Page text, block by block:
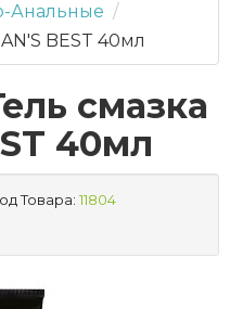
Анальные
BEST 40мл
смазка
40мл
Товара: 11804